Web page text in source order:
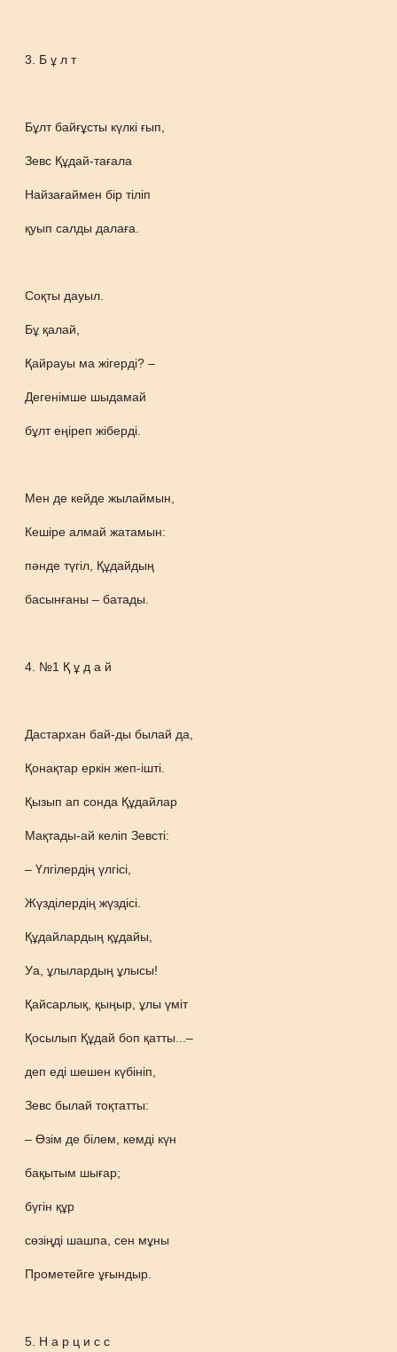
3. Б ұ л т
Бұлт байғұсты күлкі ғып,
Зевс Құдай-тағала
Найзағаймен бір тіліп
қуып салды далаға.
Соқты дауыл.
Бұ қалай,
Қайрауы ма жігерді? –
Дегенімше шыдамай
бұлт еңіреп жіберді.
Мен де кейде жылаймын,
Кешіре алмай жатамын:
пәнде түгіл, Құдайдың
басынғаны – батады.
4. №1 Қ ұ д а й
Дастархан бай-ды былай да,
Қонақтар еркін жеп-ішті.
Қызып ап сонда Құдайлар
Мақтады-ай келіп Зевсті:
– Үлгілердің үлгісі,
Жүзділердің жүздісі.
Құдайлардың құдайы,
Уа, ұлылардың ұлысы!
Қайсарлық, қыңыр, ұлы үміт
Қосылып Құдай боп қатты...–
деп еді шешен күбініп,
Зевс былай тоқтатты:
– Өзім де білем, кемді күн
бақытым шығар;
бүгін құр
сөзіңді шашпа, сен мұны
Прометейге ұғындыр.
5. Н а р ц и с с